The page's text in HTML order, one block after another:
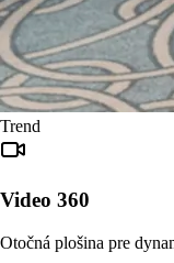
Trend
Video 360
Otočná plošina pre